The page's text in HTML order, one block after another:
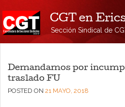
CGT en
Sección Sindical de
Demandamos por
traslado FU
POSTED ON 21 MAYO, 2018